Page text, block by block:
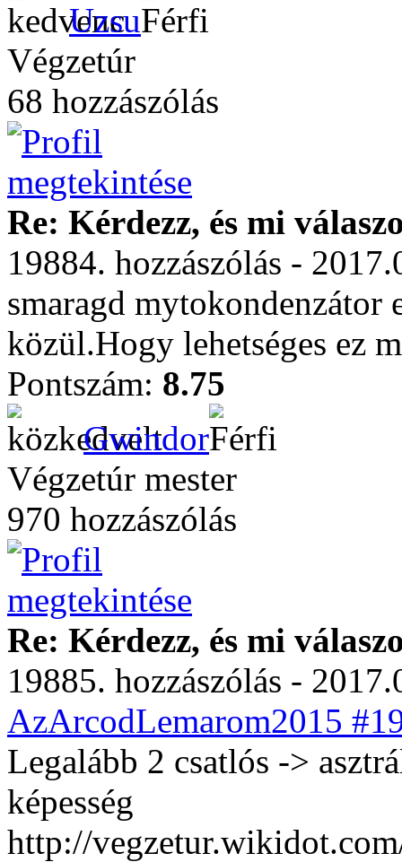
Uzsu
Végzetúr
68 hozzászólás
Re: Kérdezz, és mi
19884. hozzászólás -
smaragd mytokondenzátor
közül.Hogy lehetséges ez
Pontszám: 8.75
Gwindor
Végzetúr mester
970 hozzászólás
Re: Kérdezz, és mi
19885. hozzászólás -
AzArcodLemarom2015
Legalább 2 csatlós ->
képesség
http://